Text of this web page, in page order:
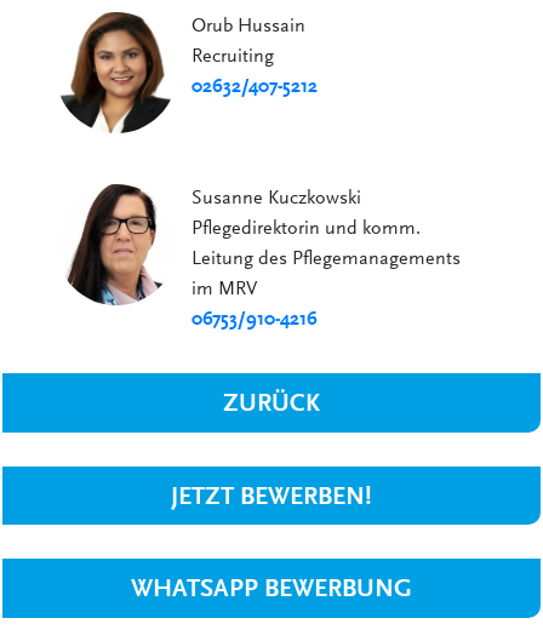
Orub Hussain
Recruiting
02632/407-5212
Susanne Kuczkowski
Pflegedirektorin und komm.
Leitung des Pflegemanagements
im MRV
06753/910-4216
ZURÜCK
JETZT BEWERBEN!
WHATSAPP BEWERBUNG